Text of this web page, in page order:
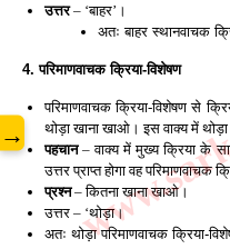
उत्तर – ‘बाहर’।
अतः बाहर स्थानवाचक
4. परिमाणवाचक क्रिया-विशेषण
परिमाणवाचक क्रिया-विशेषण से
थोड़ा खाना खाओ। इस वाक्य में थोड़ा
पहचान – वाक्य में मुख्य क्रिया के
उत्तर प्राप्त होगा वह
प्रश्न – कितना खाना खाओ।
उत्तर – ‘थोड़ा।
अतः थोड़ा परिमाणवाचक क्रिया-
→